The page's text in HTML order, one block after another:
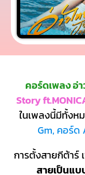
คอร์ดเพลง อ่
Story
ในเพลงนี้มีทั้งห
Gm, คอร์ด
การตั้งสายกีต้าร์
สายเป็นแบ